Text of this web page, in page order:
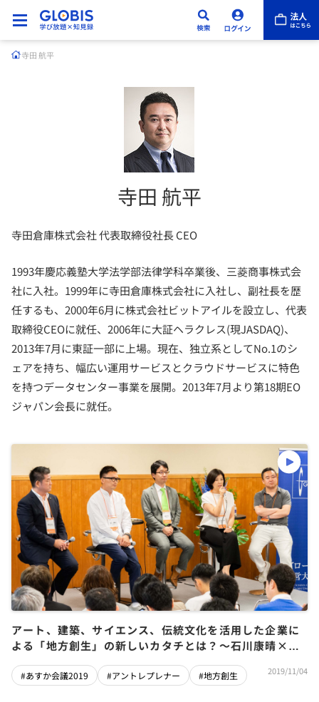
寺田 航平
寺田 航平
寺田倉庫株式会社 代表取締役社長 CEO
1993年慶応義塾大学法学部法律学科卒業後、三菱商事株式会
社に入社。1999年に寺田倉庫株式会社に入社し、副社長を歴
任するも、2000年6月に株式会社ビットアイルを設立し、代表
取締役CEOに就任、2006年に大証ヘラクレス(現JASDAQ)、
2013年7月に東証一部に上場。現在、独立系としてNo.1のシ
ェアを持ち、幅広い運用サービスとクラウドサービスに特色
を持つデータセンター事業を展開。2013年7月より第18期EO
ジャパン会長に就任。
アート、建築、サイエンス、伝統文化を活用した企業に
よる「地方創生」の新しいカタチとは？～石川康晴×出
#あすか会議2019 #アントレプレナー #地方創生 2019/11/04